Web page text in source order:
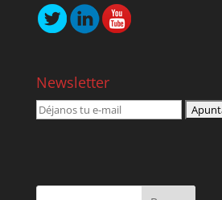
Newsletter